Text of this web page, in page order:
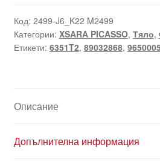
Xsara
Picasso
05
Код: 2499-J6_K22 M2499
Категории: XSARA PICASSO, Тяло,
Етикети: 6351T2, 89032868,
Описание
Допълнителна информация